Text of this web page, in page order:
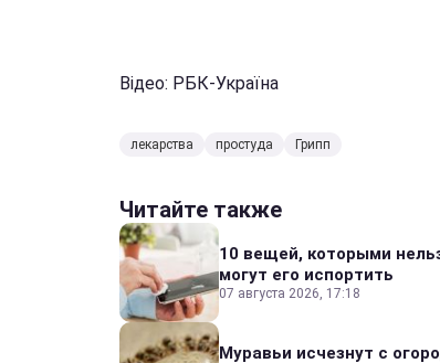
Відео: РБК-Україна
лекарства простуда Грипп
Читайте также
10 вещей, которыми
могут его испортить
07 августа 2026, 17:18
Муравьи исчезнут с